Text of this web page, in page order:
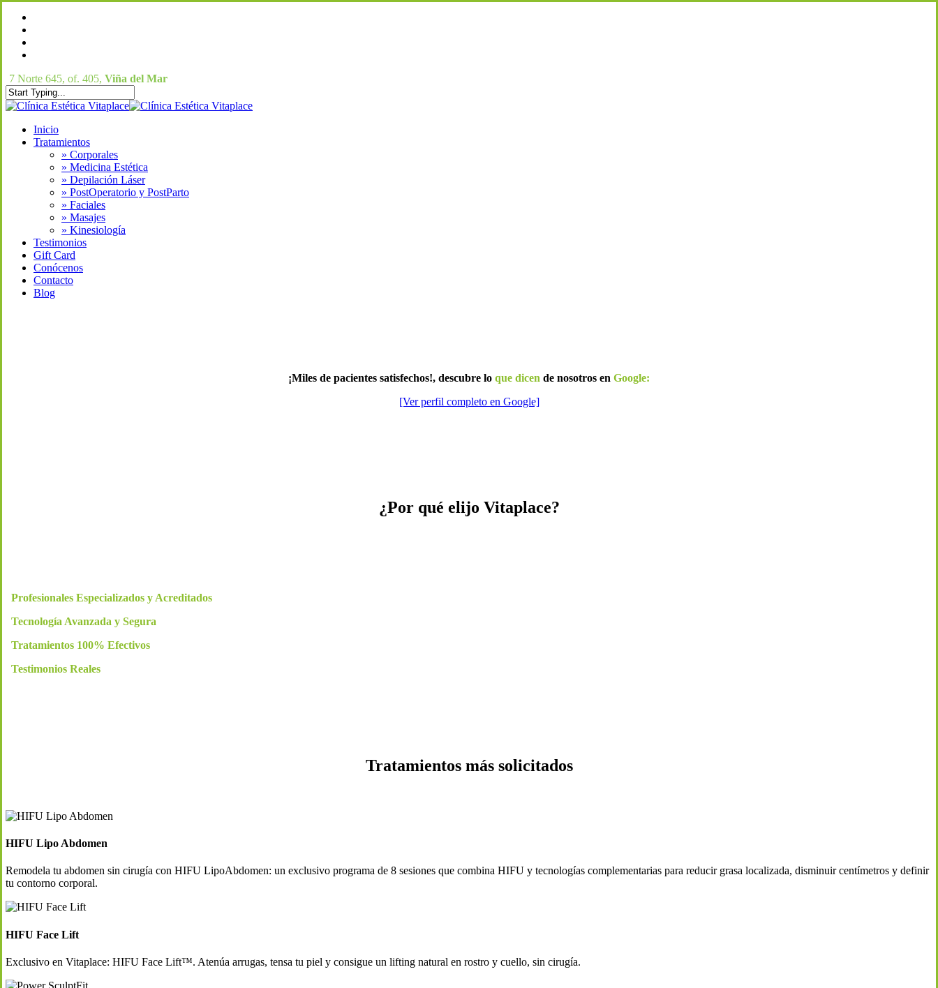
Skip
main
content
7 Norte 645, of. 405, Viña del Mar
Close
Menu
Inicio
Tratamientos
» Corporales
» Medicina Estética
» Depilación Láser
» PostOperatorio y PostParto
» Faciales
» Masajes
» Kinesiología
Testimonios
Gift Card
Conócenos
Contacto
Blog
¡Miles de pacientes satisfechos!, descubre lo que dicen de nosotros en Google:
[Ver perfil completo en Google]
¿Por qué elijo Vitaplace?
Profesionales Especializados y Acreditados
Tecnología Avanzada y Segura
Tratamientos 100% Efectivos
Testimonios Reales
Tratamientos más solicitados
HIFU Lipo Abdomen
Remodela tu abdomen sin cirugía con HIFU LipoAbdomen: un exclusivo programa de 8 sesiones que combina HIFU y tecnologías complementarias para reducir grasa localizada, disminuir centímetros y definir
tu contorno corporal.
HIFU Face Lift
Exclusivo en Vitaplace: HIFU Face Lift™. Atenúa arrugas, tensa tu piel y consigue un lifting natural en rostro y cuello, sin cirugía.